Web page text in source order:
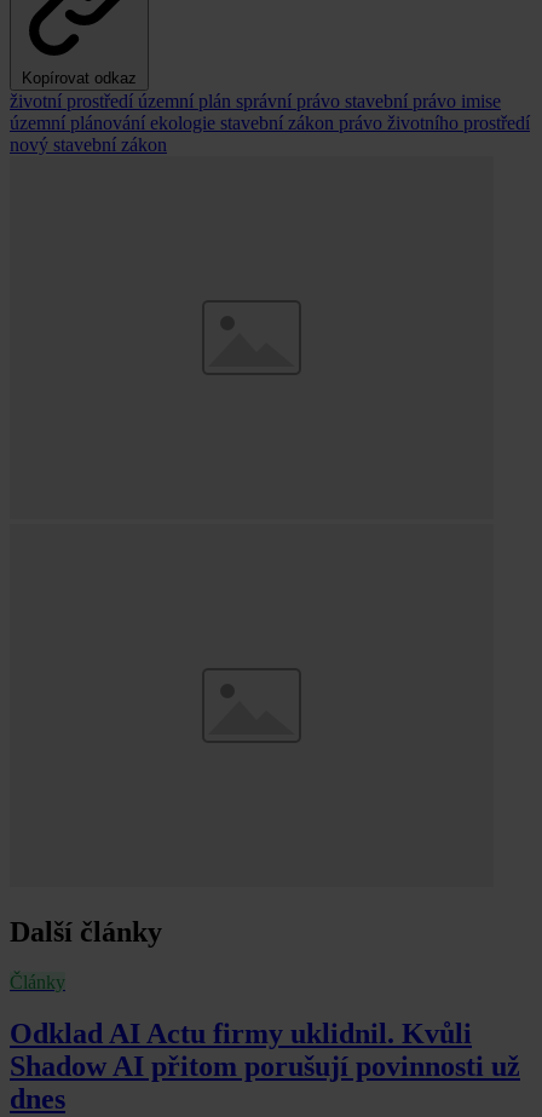
Kopírovat odkaz
životní prostředí územní plán správní právo stavební právo imise
územní plánování ekologie stavební zákon právo životního prostředí
nový stavební zákon
Další články
Články
Odklad AI Actu firmy uklidnil. Kvůli
Shadow AI přitom porušují povinnosti už
dnes